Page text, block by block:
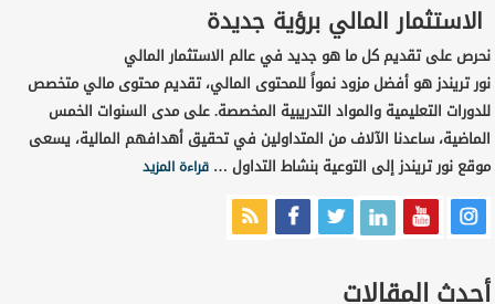
الاستثمار المالي برؤية جديدة
نحرص على تقديم كل ما هو جديد في عالم الاستثمار المالي
نور تريندز هو أفضل مزود نمواً للمحتوى المالي، تقديم محتوى مالي متخصص
للدورات التعليمية والمواد التدريبية المخصصة. على مدى السنوات الخمس
الماضية، ساعدنا الآلاف من المتداولين في تحقيق أهدافهم المالية، يسعى
موقع نور تريندز إلى التوعية بنشاط التداول …قراءة المزيد
أحدث المقالات